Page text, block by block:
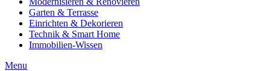
Garten & Terrasse
Einrichten & Dekorieren
Technik & Smart Home
Immobilien-Wissen
Menu